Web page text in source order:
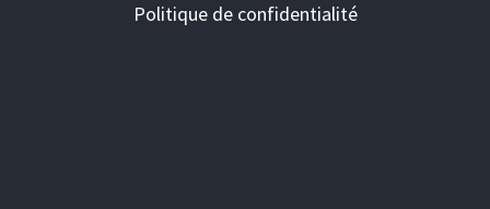
Politique de confidentialité